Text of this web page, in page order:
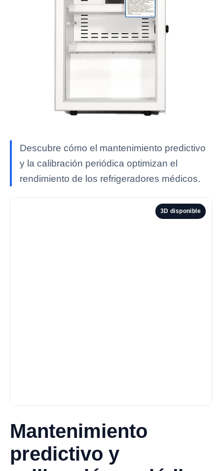
Descubre cómo el mantenimiento predictivo
y la calibración periódica optimizan el
rendimiento de los refrigeradores médicos.
3D disponible
Mantenimiento
predictivo y